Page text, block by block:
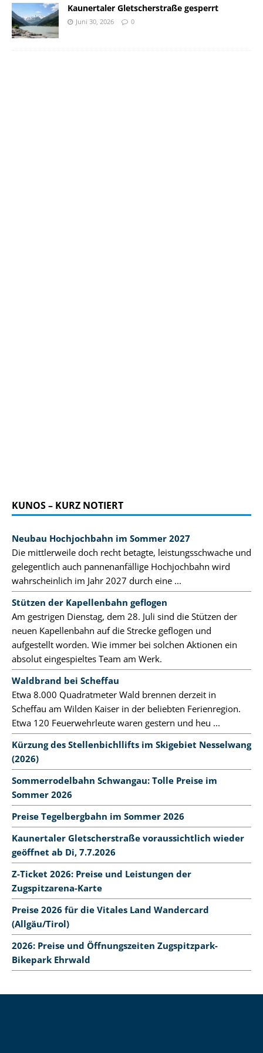
Kaunertaler Gletscherstraße gesperrt
Juni 30, 2026 0
KUNOS – KURZ NOTIERT
Neubau Hochjochbahn im Sommer 2027
Die mittlerweile doch recht betagte, leistungsschwache und
gelegentlich auch pannenanfällige Hochjochbahn wird
wahrscheinlich im Jahr 2027 durch eine ...
Stützen der Kapellenbahn geflogen
Am gestrigen Dienstag, dem 28. Juli sind die Stützen der
neuen Kapellenbahn auf die Strecke geflogen und
aufgestellt worden. Wie immer bei solchen Aktionen ein
absolut eingespieltes Team am Werk.
Waldbrand bei Scheffau
Etwa 8.000 Quadratmeter Wald brennen derzeit in
Scheffau am Wilden Kaiser in der beliebten Ferienregion.
Etwa 120 Feuerwehrleute waren gestern und heu ...
Kürzung des Stellenbichllifts im Skigebiet Nesselwang
(2026)
Sommerrodelbahn Schwangau: Tolle Preise im
Sommer 2026
Preise Tegelbergbahn im Sommer 2026
Kaunertaler Gletscherstraße voraussichtlich wieder
geöffnet ab Di, 7.7.2026
Z-Ticket 2026: Preise und Leistungen der
Zugspitzarena-Karte
Preise 2026 für die Vitales Land Wandercard
(Allgäu/Tirol)
2026: Preise und Öffnungszeiten Zugspitzpark-
Bikepark Ehrwald